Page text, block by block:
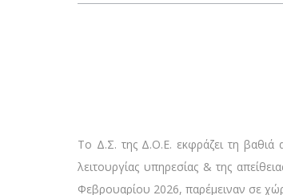
Το Δ.Σ. της Δ.Ο.Ε. εκφράζει τη βαθιά
λειτουργίας υπηρεσίας & της
Φεβρουαρίου 2026, παρέμειναν σε